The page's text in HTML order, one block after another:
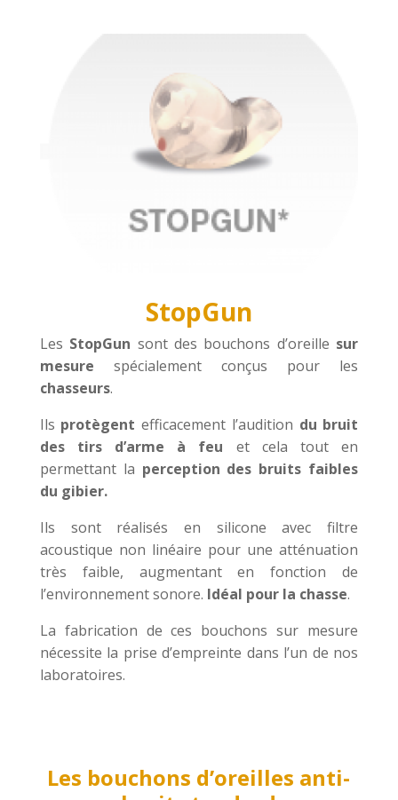
StopGun
Les StopGun sont des bouchons d’oreille sur
mesure spécialement conçus pour les
chasseurs.
Ils protègent efficacement l’audition du bruit
des tirs d’arme à feu et cela tout en
permettant la perception des bruits faibles
du gibier.
Ils sont réalisés en silicone avec filtre
acoustique non linéaire pour une atténuation
très faible, augmentant en fonction de
l’environnement sonore. Idéal pour la chasse.
La fabrication de ces bouchons sur mesure
nécessite la prise d’empreinte dans l’un de nos
laboratoires.
Les bouchons d’oreilles anti-